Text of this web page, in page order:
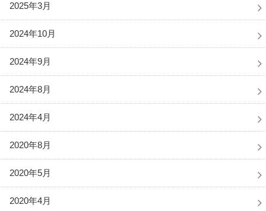
2025年3月
2024年10月
2024年9月
2024年8月
2024年4月
2020年8月
2020年5月
2020年4月